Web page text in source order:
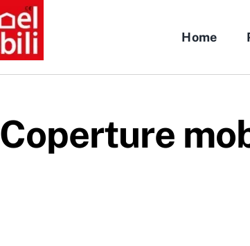
Home
Coperture